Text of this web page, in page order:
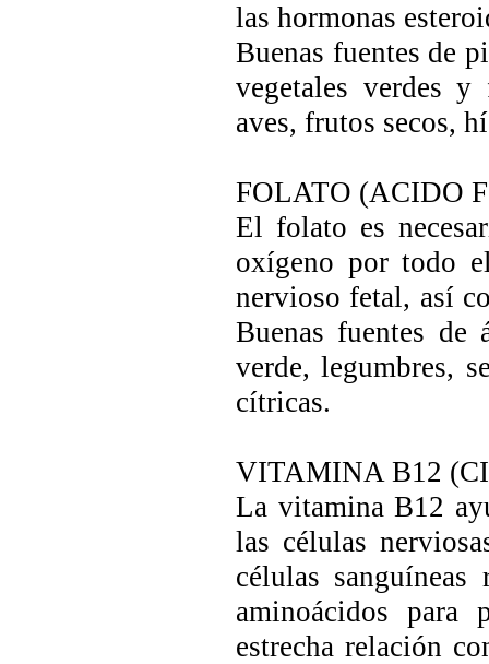
las hormonas
Buenas fuentes de
vegetales verdes y
aves, frutos secos,
FOLATO (ACIDO
El folato es
oxígeno por todo
nervioso fetal, así
Buenas fuentes
verde, legumbres,
cítricas.
VITAMINA B12
La vitamina B12
las células
células
aminoácidos
estrecha relación